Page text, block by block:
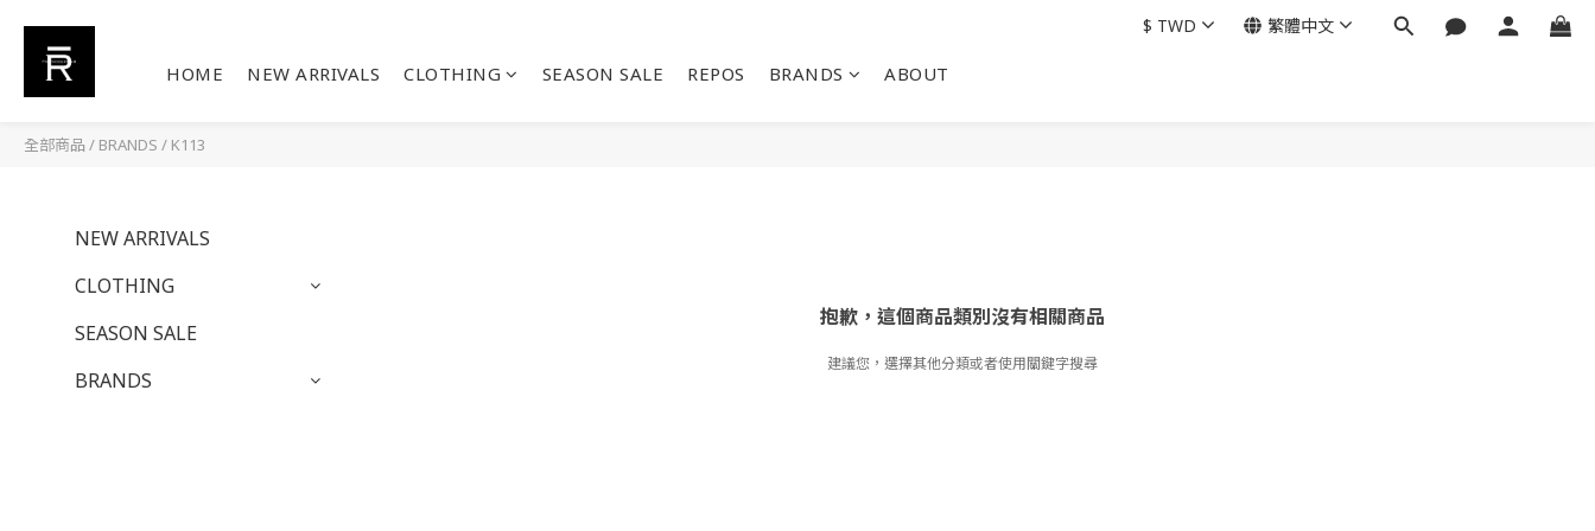
HOME NEW ARRIVALS CLOTHING SEASON SALE REPOS BRANDS ABOUT
$ TWD 繁體中文
全部商品 / BRANDS / K113
NEW ARRIVALS
CLOTHING
SEASON SALE
BRANDS
抱歉，這個商品類別沒有相關商品
建議您，選擇其他分類或者使用關鍵字搜尋